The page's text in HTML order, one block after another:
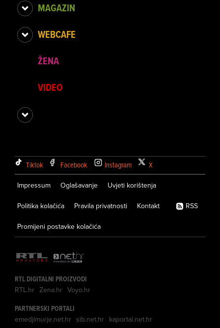
MAGAZIN
WEBCAFE
ŽENA
VIDEO
Tiktok Facebook Instagram X
Impressum Oglašavanje Uvjeti korištenja
Politika kolačića Pravila privatnosti Kontakt
Promijeni postavke kolačića
RSS
RTL DIGITALNI PROIZVODI
RTL.hr Zena.hr Voyo.hr
PARTNERSKI PORTALI
emedjimurje.net.hr sib.net.hr kaportal.net.hr